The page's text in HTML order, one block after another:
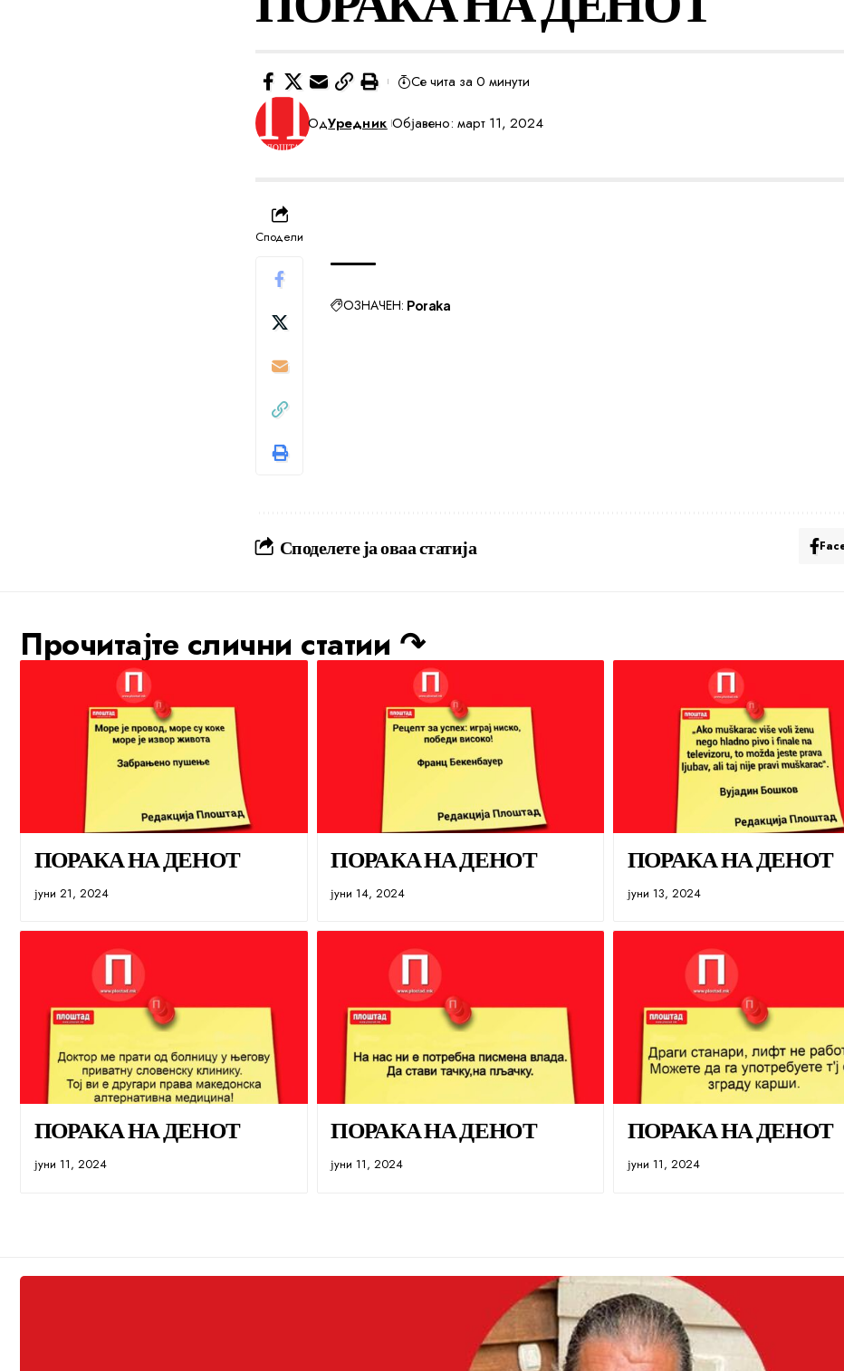
ОдУредник Објавено: март 11, 2024
Се чита за 0 минути
Сподели
ОЗНАЧЕН: Poraka
Споделете ја оваа статија
Прочитајте слични статии ↷
ПОРАКА НА ДЕНОТ
јуни 21, 2024
ПОРАКА НА ДЕНОТ
јуни 14, 2024
ПОРАКА НА ДЕНОТ
јуни 13, 2024
ПОРАКА НА ДЕНОТ
јуни 11, 2024
ПОРАКА НА ДЕНОТ
јуни 11, 2024
ПОРАКА НА ДЕНОТ
јуни 11, 2024